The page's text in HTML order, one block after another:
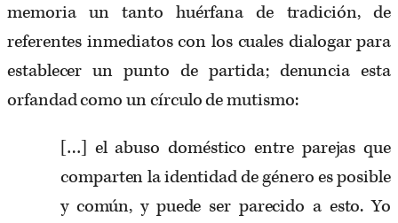
memoria un tanto huérfana de tradición, de
referentes inmediatos con los cuales dialogar para
establecer un punto de partida; denuncia esta
orfandad como un círculo de mutismo:
[…] el abuso doméstico entre parejas que
comparten la identidad de género es posible
y común, y puede ser parecido a esto. Yo